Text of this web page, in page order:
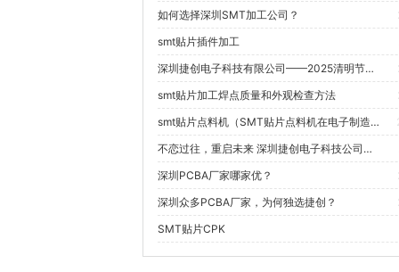
如何选择深圳SMT加工公司？
smt贴片插件加工
深圳捷创电子科技有限公司——2025清明节放假通知
smt贴片加工焊点质量和外观检查方法
smt贴片点料机（SMT贴片点料机在电子制造中的具体应用案例有哪些？）
不恋过往，重启未来 深圳捷创电子科技公司九周年庆 ——广西圣堂山团建活动
深圳PCBA厂家哪家优？
深圳众多PCBA厂家，为何独选捷创？
SMT贴片CPK